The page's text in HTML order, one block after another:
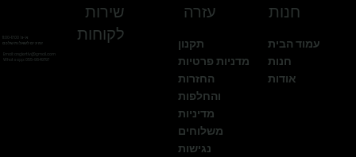
חנות
שירות
לקוחות
עמוד הבית
חנות
אודות
א'-ה' 11:00-17:00
זמינים לשאלות שלכם
Email:
anglertlv@gmail.com
Whatsapp
: 055-9849797
עזרה
תקנון
מדניות פרטיות
החזרות
והחלפות
מדיניות
משלוחים
נגישות